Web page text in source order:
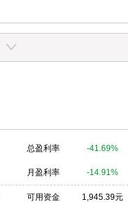
总盈利率 -41.69%
月盈利率 -14.91%
可用资金 1,945.39元